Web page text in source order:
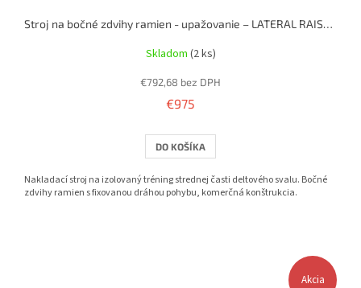
Stroj na bočné zdvihy ramien - upažovanie – LATERAL RAISE MACHINE (nakladací)
Skladom (2 ks)
€792,68 bez DPH
€975
DO KOŠÍKA
Nakladací stroj na izolovaný tréning strednej časti deltového svalu. Bočné
zdvihy ramien s fixovanou dráhou pohybu, komerčná konštrukcia.
Akcia